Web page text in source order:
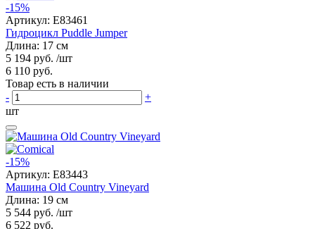
-15%
Артикул: E83461
Гидроцикл Puddle Jumper
Длина: 17 см
5 194 руб. /шт
6 110 руб.
Товар есть в наличии
-
+
шт
-15%
Артикул: E83443
Машина Old Country Vineyard
Длина: 19 см
5 544 руб. /шт
6 522 руб.